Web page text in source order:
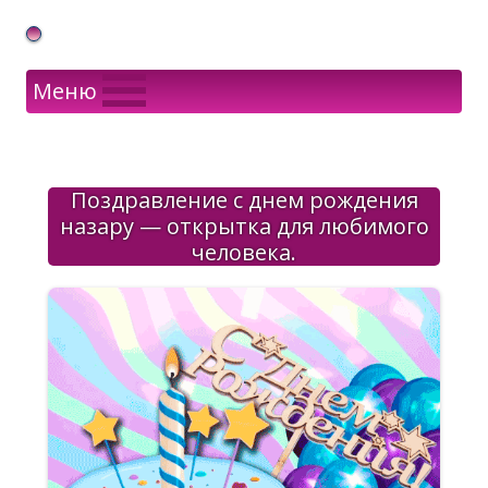
Gif Открытки в подарок
Меню
Поздравление с днем рождения
назару — открытка для любимого
человека.